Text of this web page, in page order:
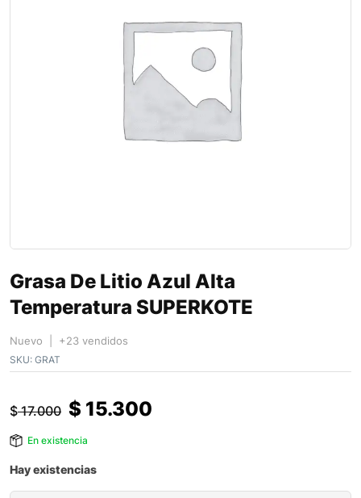
Grasa De Litio Azul Alta
Temperatura SUPERKOTE
Nuevo | +23 vendidos
SKU: GRAT
$17.000 $ 15.300
En existencia
Hay existencias